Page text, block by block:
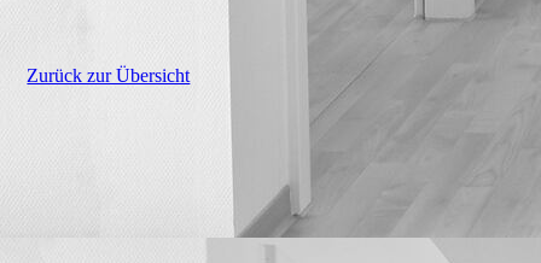
Zurück zur Übersicht